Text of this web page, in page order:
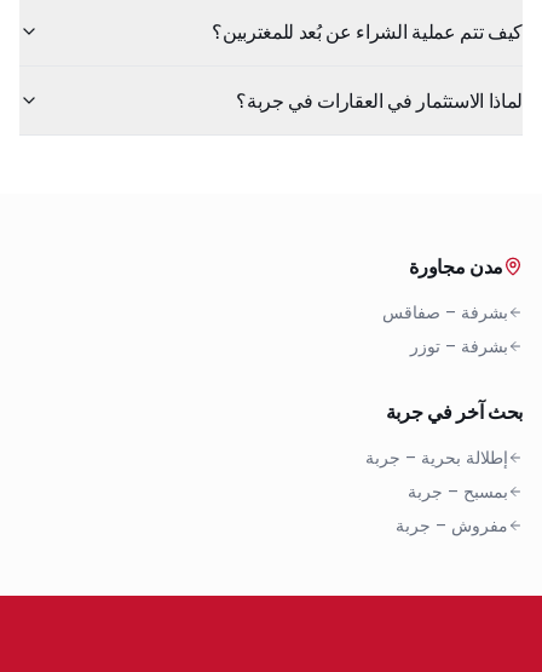
كيف تتم عملية الشراء عن بُعد للمغتربين؟
لماذا الاستثمار في العقارات في جربة؟
مدن مجاورة
بشرفة – صفاقس
بشرفة – توزر
بحث آخر في جربة
إطلالة بحرية – جربة
بمسبح – جربة
مفروش – جربة